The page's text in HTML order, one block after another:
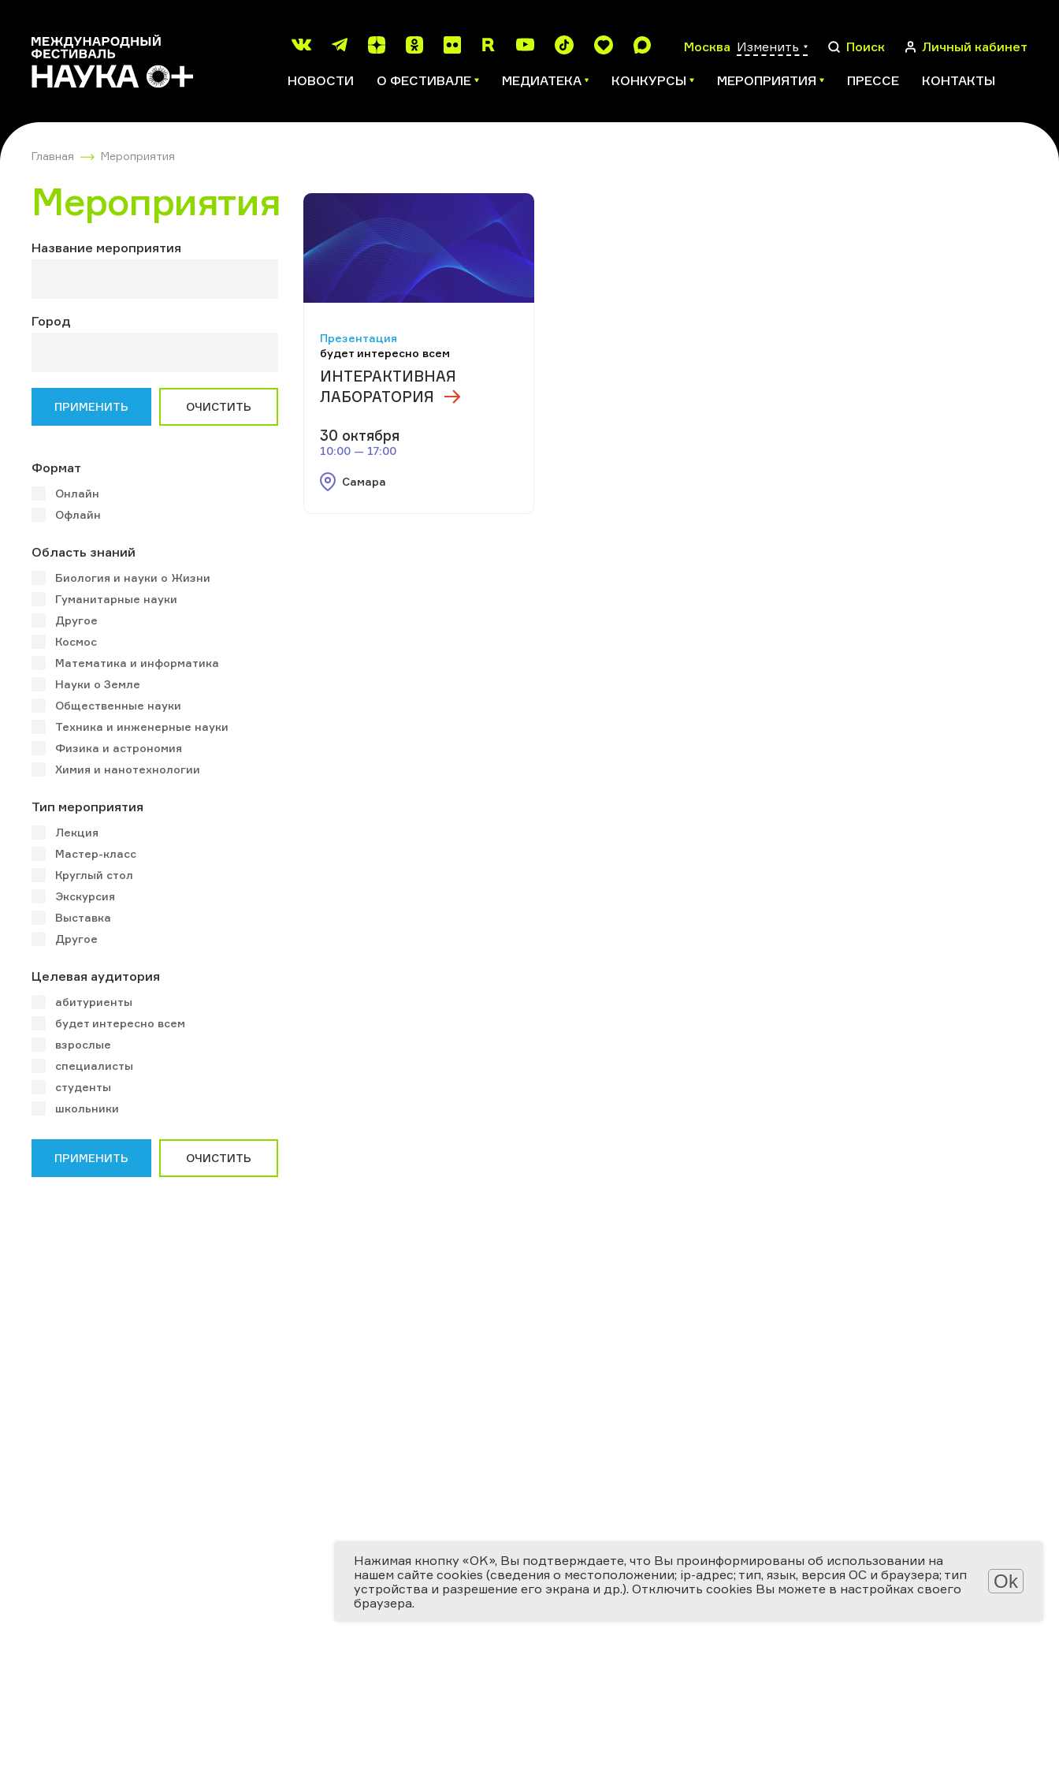
Москва Изменить Поиск Личный кабинет
НОВОСТИ О ФЕСТИВАЛЕ МЕДИАТЕКА КОНКУРСЫ МЕРОПРИЯТИЯ ПРЕССЕ КОНТАКТЫ
Главная Мероприятия
Мероприятия
Название мероприятия
Город
ПРИМЕНИТЬ ОЧИСТИТЬ
Формат
Онлайн
Офлайн
Область знаний
Биология и науки о Жизни
Гуманитарные науки
Другое
Космос
Математика и информатика
Науки о Земле
Общественные науки
Техника и инженерные науки
Физика и астрономия
Химия и нанотехнологии
Тип мероприятия
Лекция
Мастер-класс
Круглый стол
Экскурсия
Выставка
Другое
Целевая аудитория
абитуриенты
будет интересно всем
взрослые
специалисты
студенты
школьники
ПРИМЕНИТЬ ОЧИСТИТЬ
Презентация
будет интересно всем
ИНТЕРАКТИВНАЯ
ЛАБОРАТОРИЯ
30 октября
10:00 — 17:00
Самара
Нажимая кнопку «OK», Вы подтверждаете, что Вы проинформированы об использовании на
нашем сайте cookies (сведения о местоположении; ip-адрес; тип, язык, версия ОС и браузера; тип
устройства и разрешение его экрана и др.). Отключить cookies Вы можете в настройках своего
браузера.
Ok